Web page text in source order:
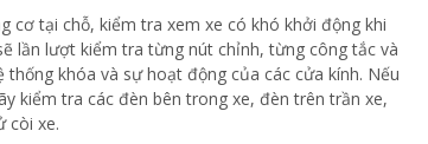
cơ tại chỗ, kiểm tra xem xe có khó khởi động khi
lần lượt kiểm tra từng nút chỉnh, từng công tắc và
khóa và sự hoạt động của các cửa kính. Nếu
kiểm tra các đèn bên trong xe, đèn trên trần xe,
còi xe.